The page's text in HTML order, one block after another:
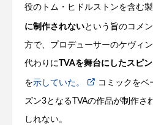
役のトム・ヒドルストンを含む
に制作されないという旨のコメ
方で、プロデューサーのケヴィ
代わりにTVAを舞台にしたスピ
を示していた。 コミックをベ
ズン3となるTVAの作品が制作さ
しれない。